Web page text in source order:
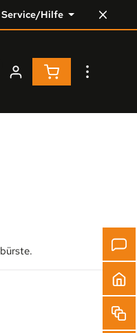
Service/Hilfe
% Resale %Warenkorb